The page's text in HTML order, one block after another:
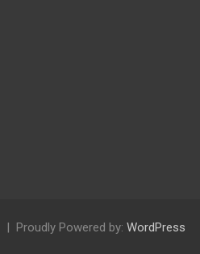
Proudly Powered by: WordPress